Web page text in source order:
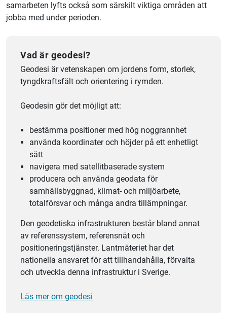
samarbeten lyfts också som särskilt viktiga områden att
jobba med under perioden.
Vad är geodesi?
Geodesi är vetenskapen om jordens form, storlek,
tyngdkraftsfält och orientering i rymden.
Geodesin gör det möjligt att:
bestämma positioner med hög noggrannhet
använda koordinater och höjder på ett enhetligt
sätt
navigera med satellitbaserade system
producera och använda geodata för
samhällsbyggnad, klimat- och miljöarbete,
totalförsvar och många andra tillämpningar.
Den geodetiska infrastrukturen består bland annat
av referenssystem, referensnät och
positioneringstjänster. Lantmäteriet har det
nationella ansvaret för att tillhandahålla, förvalta
och utveckla denna infrastruktur i Sverige.
Läs mer om geodesi